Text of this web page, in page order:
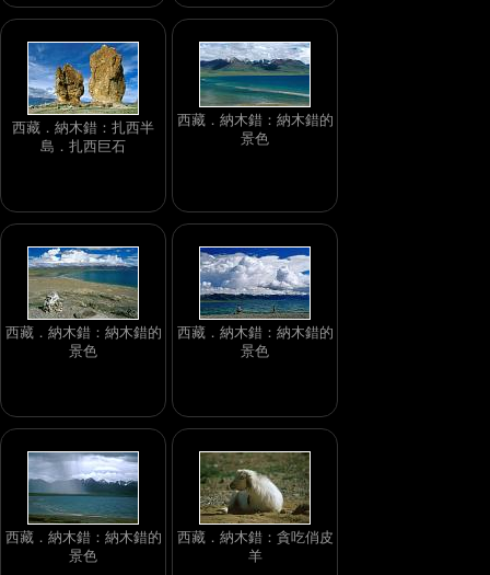
西藏．納木錯：扎西半
島．扎西巨石
西藏．納木錯：納木錯的
景色
西藏．納木錯：納木錯的
景色
西藏．納木錯：納木錯的
景色
西藏．納木錯：納木錯的
景色
西藏．納木錯：貪吃俏皮
羊